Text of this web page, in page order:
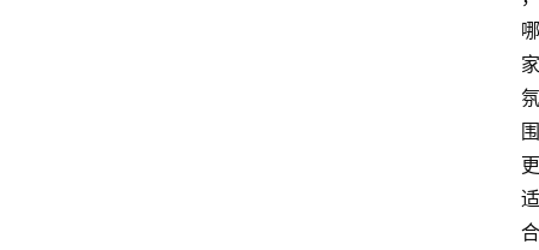
哪
家
氛
围
更
适
合